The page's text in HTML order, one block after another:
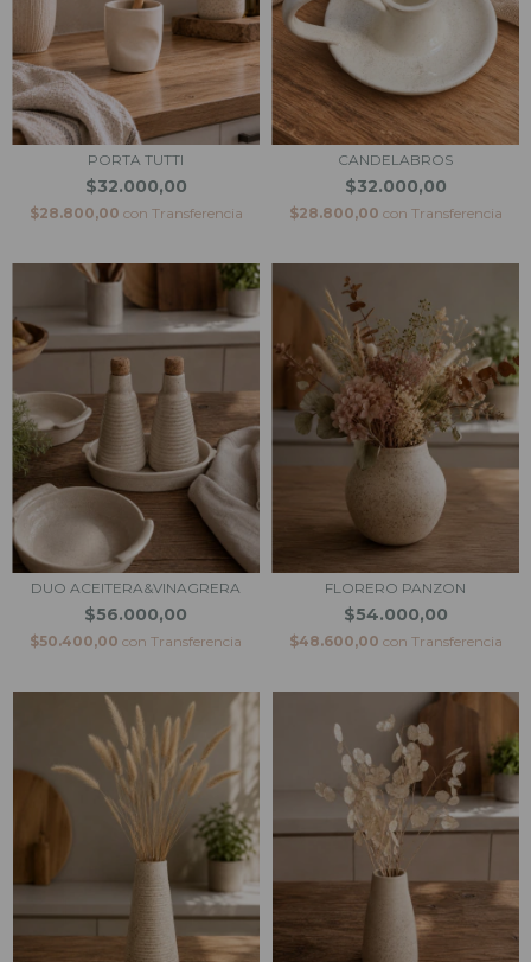
PORTA TUTTI
$32.000,00
$28.800,00 con Transferencia
CANDELABROS
$32.000,00
$28.800,00 con Transferencia
DUO ACEITERA&VINAGRERA
$56.000,00
$50.400,00 con Transferencia
FLORERO PANZON
$54.000,00
$48.600,00 con Transferencia